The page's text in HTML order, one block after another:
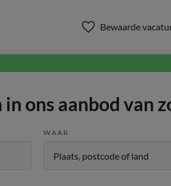
Bewaarde
ons aanbod van
WAAR